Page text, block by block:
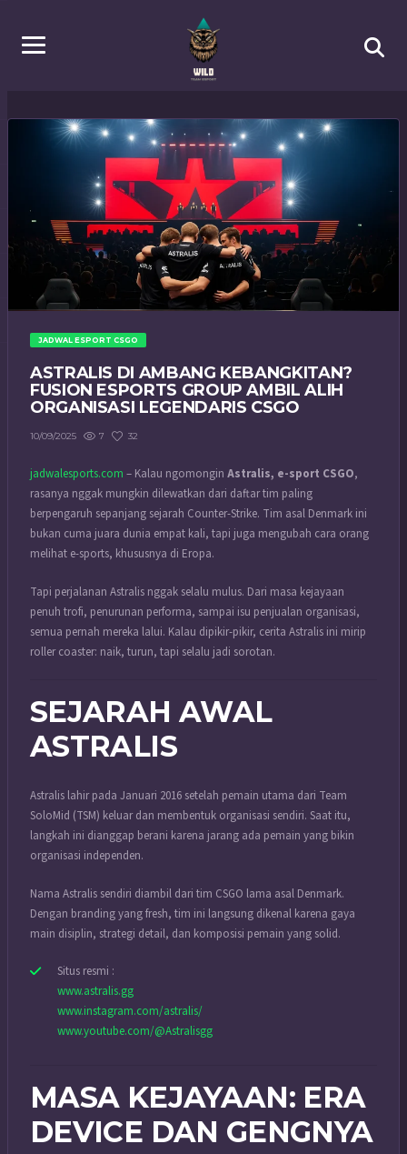
JADWAL ESPORT CSGO
ASTRALIS DI AMBANG KEBANGKITAN?
FUSION ESPORTS GROUP AMBIL ALIH
ORGANISASI LEGENDARIS CSGO
10/09/2025 7 32
jadwalesports.com – Kalau ngomongin Astralis, e-sport CSGO,
rasanya nggak mungkin dilewatkan dari daftar tim paling
berpengaruh sepanjang sejarah Counter-Strike. Tim asal Denmark ini
bukan cuma juara dunia empat kali, tapi juga mengubah cara orang
melihat e-sports, khususnya di Eropa.
Tapi perjalanan Astralis nggak selalu mulus. Dari masa kejayaan
penuh trofi, penurunan performa, sampai isu penjualan organisasi,
semua pernah mereka lalui. Kalau dipikir-pikir, cerita Astralis ini mirip
roller coaster: naik, turun, tapi selalu jadi sorotan.
SEJARAH AWAL
ASTRALIS
Astralis lahir pada Januari 2016 setelah pemain utama dari Team
SoloMid (TSM) keluar dan membentuk organisasi sendiri. Saat itu,
langkah ini dianggap berani karena jarang ada pemain yang bikin
organisasi independen.
Nama Astralis sendiri diambil dari tim CSGO lama asal Denmark.
Dengan branding yang fresh, tim ini langsung dikenal karena gaya
main disiplin, strategi detail, dan komposisi pemain yang solid.
Situs resmi :
www.astralis.gg
www.instagram.com/astralis/
www.youtube.com/@Astralisgg
MASA KEJAYAAN: ERA
DEVICE DAN GENGNYA